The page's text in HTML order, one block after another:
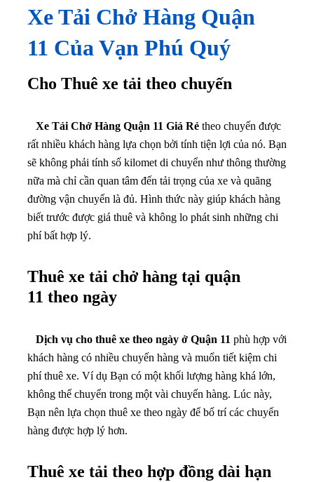
Xe Tải Chở Hàng Quận
11 Của Vạn Phú Quý
Cho Thuê xe tải theo chuyến
Xe Tải Chở Hàng Quận 11 Giá Rẻ theo chuyến được
rất nhiều khách hàng lựa chọn bởi tính tiện lợi của nó. Bạn
sẽ không phải tính số kilomet di chuyển như thông thường
nữa mà chỉ cần quan tâm đến tải trọng của xe và quãng
đường vận chuyển là đủ. Hình thức này giúp khách hàng
biết trước được giá thuê và không lo phát sinh những chi
phí bất hợp lý.
Thuê xe tải chở hàng tại quận
11 theo ngày
Dịch vụ cho thuê xe theo ngày ở Quận 11 phù hợp với
khách hàng có nhiều chuyến hàng và muốn tiết kiệm chi
phí thuê xe. Ví dụ Bạn có một khối lượng hàng khá lớn,
không thể chuyển trong một vài chuyến hàng. Lúc này,
Bạn nên lựa chọn thuê xe theo ngày để bố trí các chuyến
hàng được hợp lý hơn.
Thuê xe tải theo hợp đồng dài hạn